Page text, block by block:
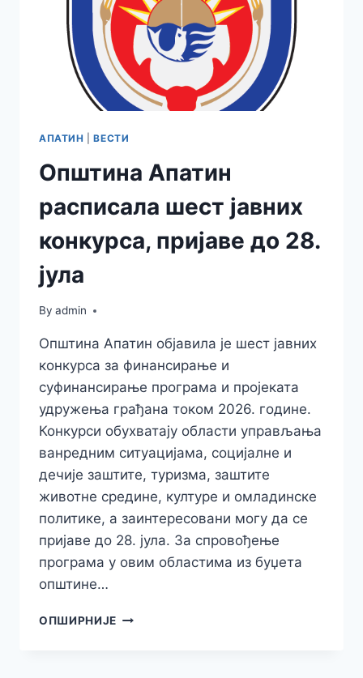
20
ГОДИНА
АПАТИН |ВЕСТИ
Општина Апатин
расписала шест јавних
конкурса, пријаве до 28.
јула
By admin
Општина Апатин објавила је шест јавних
конкурса за финансирање и
суфинансирање програма и пројеката
удружења грађана током 2026. године.
Конкурси обухватају области управљања
ванредним ситуацијама, социјалне и
дечије заштите, туризма, заштите
животне средине, културе и омладинске
политике, а заинтересовани могу да се
пријаве до 28. јула. За спровођење
програма у овим областима из буџета
општине…
ОПШИРНИЈЕ ОПШТИНА